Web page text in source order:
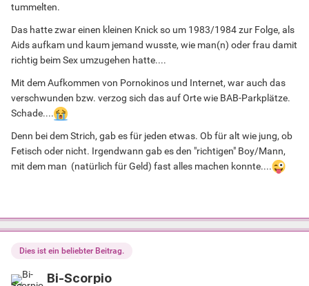
tummelten.
Das hatte zwar einen kleinen Knick so um 1983/1984 zur Folge, als
Aids aufkam und kaum jemand wusste, wie man(n) oder frau damit
richtig beim Sex umzugehen hatte....
Mit dem Aufkommen von Pornokinos und Internet, war auch das
verschwunden bzw. verzog sich das auf Orte wie BAB-Parkplätze.
Schade....
Denn bei dem Strich, gab es für jeden etwas. Ob für alt wie jung, ob
Fetisch oder nicht. Irgendwann gab es den "richtigen" Boy/Mann,
mit dem man (natürlich für Geld) fast alles machen konnte....
Dies ist ein beliebter Beitrag.
Bi-Scorpio